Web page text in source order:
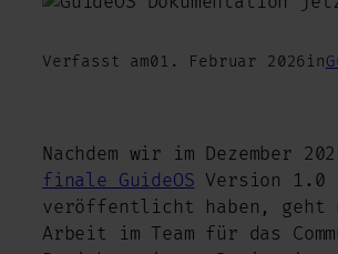
Verfasst am01. Februar 2026in
Nachdem wir im Dezember
finale GuideOS Version 1.0
veröffentlicht haben, geht
Arbeit im Team für das